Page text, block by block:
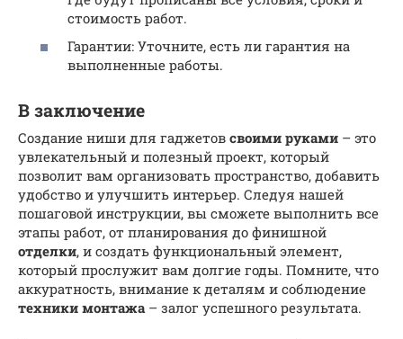
стоимость работ.
Гарантии: Уточните, есть ли гарантия на
выполненные работы.
В заключение
Создание ниши для гаджетов своими руками – это
увлекательный и полезный проект, который
позволит вам организовать пространство, добавить
удобство и улучшить интерьер. Следуя нашей
пошаговой инструкции, вы сможете выполнить все
этапы работ, от планирования до финишной
отделки, и создать функциональный элемент,
который прослужит вам долгие годы. Помните, что
аккуратность, внимание к деталям и соблюдение
техники монтажа– залог успешного результата.